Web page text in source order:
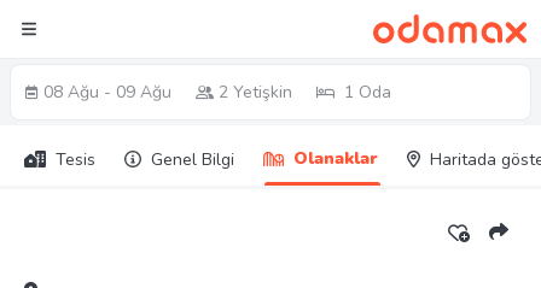
08 Ağu - 09 Ağu 2 Yetişkin 1 Oda
Tesis Genel Bilgi Olanaklar Haritada